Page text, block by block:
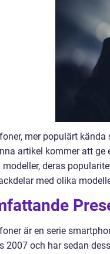
mer populärt
artikel kommer att ge
modeller, deras
med olika
är en serie
2007 och har sedan